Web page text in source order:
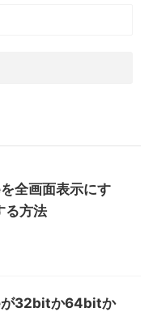
全画面表示にす
る方法
32bitか64bitか